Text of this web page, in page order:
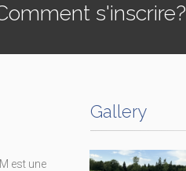
s'inscrire?
est une
Gallery